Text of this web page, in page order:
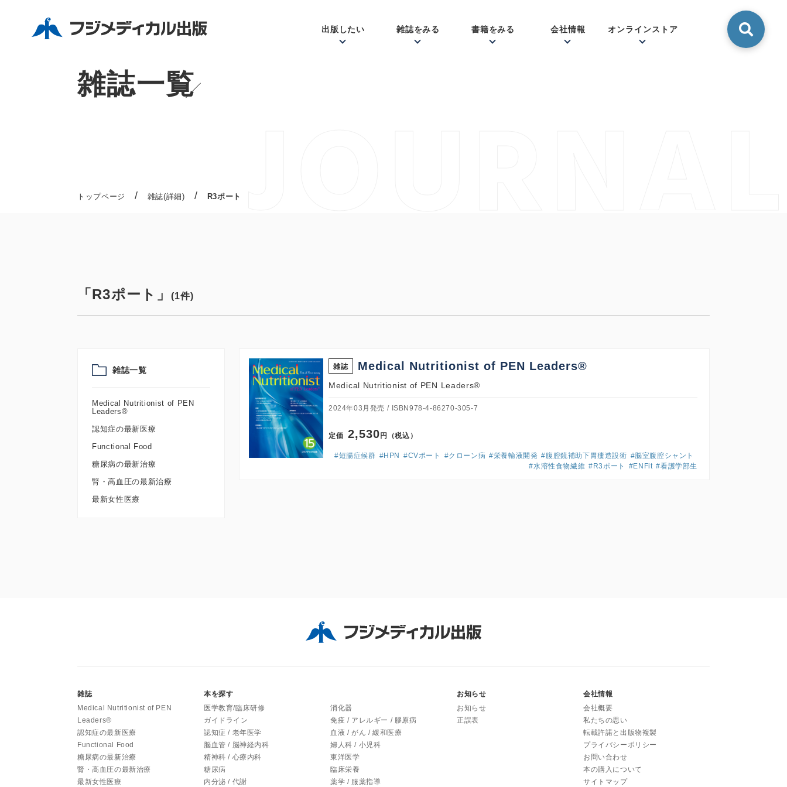
出版したい 雑誌をみる 書籍をみる 会社情報 オンラインストア
雑誌一覧
トップページ / 雑誌(詳細) / R3ポート
「R3ポート」(1件)
雑誌一覧
Medical Nutritionist of PEN
Leaders®
認知症の最新医療
Functional Food
糖尿病の最新治療
腎・高血圧の最新治療
最新女性医療
雑誌 Medical Nutritionist of PEN Leaders®
Medical Nutritionist of PEN Leaders®
2024年03月発売 ISBN978-4-86270-305-7
定価 2,530 円（税込）
#短腸症候群 #HPN #CVポート #クローン病 #栄養輸液開発 #腹腔鏡補助下胃瘻造設術 #脳室腹腔シャント
#水溶性食物繊維 #R3ポート #ENFit #看護学部生
雑誌
Medical Nutritionist of PEN
Leaders®
認知症の最新医療
Functional Food
糖尿病の最新治療
腎・高血圧の最新治療
最新女性医療
本を探す
医学教育/臨床研修
ガイドライン
認知症 / 老年医学
脳血管 / 脳神経内科
精神科 / 心療内科
糖尿病
内分泌 / 代謝
消化器
免疫 / アレルギー / 膠原病
血液 / がん / 緩和医療
婦人科 / 小児科
東洋医学
臨床栄養
薬学 / 服薬指導
お知らせ
お知らせ
正誤表
会社情報
会社概要
私たちの思い
転載許諾と出版物複製
プライバシーポリシー
お問い合わせ
本の購入について
サイトマップ